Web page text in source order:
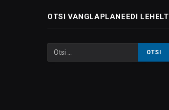
OTSI VANGLAPLANEEDI LEHELT